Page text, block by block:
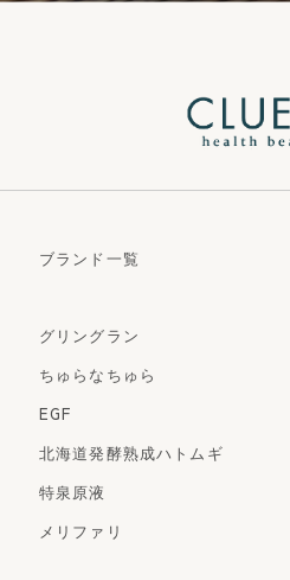
ブランド一覧
グリングラン
ちゅらなちゅら
EGF
北海道発酵熟成ハトムギ
特泉原液
メリファリ